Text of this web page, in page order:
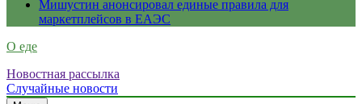
Мишустин анонсировал единые правила для
маркетплейсов в ЕАЭС
О еде
Новостная рассылка
Случайные новости